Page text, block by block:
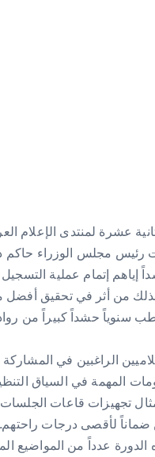
عشرة لمنتدى الإعلام
رئيس مجلس الوزراء
إياهم إتمام عملية
من أثر في تحقيق أفضل
سنوياً حشداً كبيراً من
الراغبين في المشاركة
الفترة 14-15 مايو 2013، يُعد من المقومات المهمة
تجهيزات قاعات
ضماناً لأقصى درجات
عدداً من المواضيع